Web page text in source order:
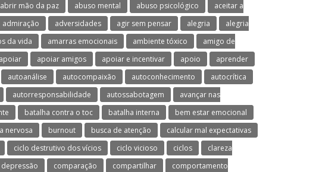
abrir mão da paz abuso mental abuso psicológico
aceitar a
admiração adversidades agir sem pensar alegria
alegria
da vida amarras emocionais ambiente tóxico
amigo de
apoiar apoiar amigos apoiar e incentivar apoio
aprender
autoanálise autocompaixão autoconhecimento
autocrítica
autorresponsabilidade autossabotagem
avançar nas
batalha contra o toc batalha interna
bem estar emocional
nervosa burnout busca de atenção
calcular mal expectativas
ciclo destrutivo dos vícios ciclo vicioso ciclos
clareza
comparação compartilhar
comportamento